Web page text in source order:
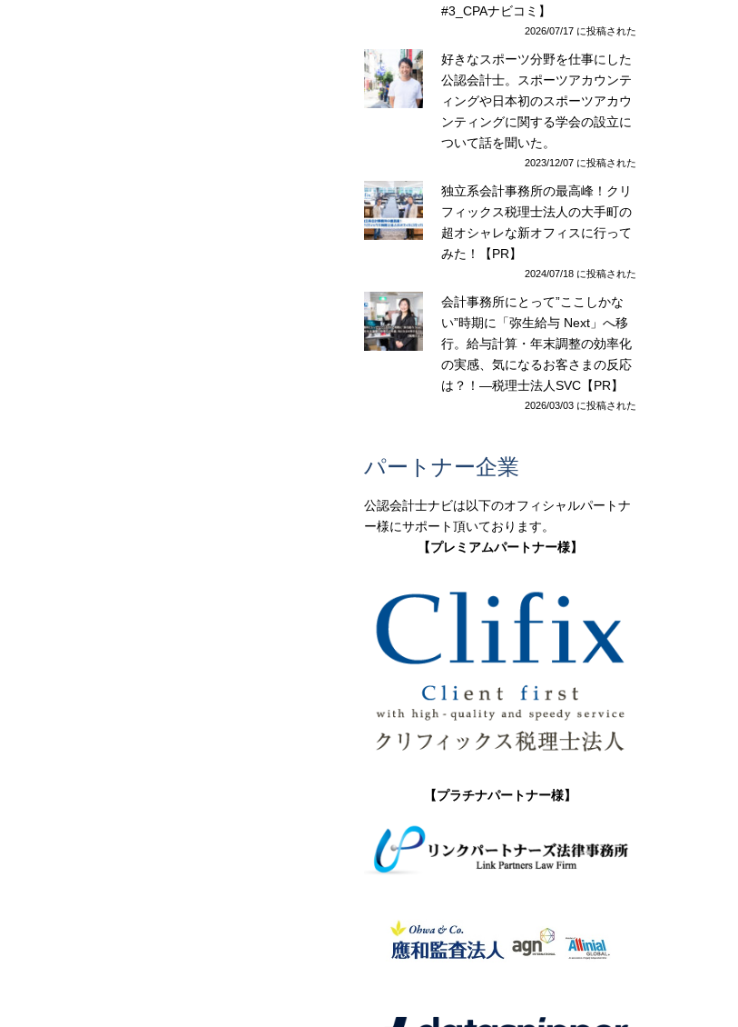
#3_CPAナビコミ】
2026/07/17 に投稿された
好きなスポーツ分野を仕事にした
公認会計士。スポーツアカウンテ
ィングや日本初のスポーツアカウ
ンティングに関する学会の設立に
ついて話を聞いた。
2023/12/07 に投稿された
独立系会計事務所の最高峰！クリ
フィックス税理士法人の大手町の
超オシャレな新オフィスに行って
みた！【PR】
2024/07/18 に投稿された
会計事務所にとって”ここしかな
い”時期に「弥生給与 Next」へ移
行。給与計算・年末調整の効率化
の実感、気になるお客さまの反応
は？！―税理士法人SVC【PR】
2026/03/03 に投稿された
パートナー企業
公認会計士ナビは以下のオフィシャルパートナ
ー様にサポート頂いております。
【プレミアムパートナー様】
【プラチナパートナー様】